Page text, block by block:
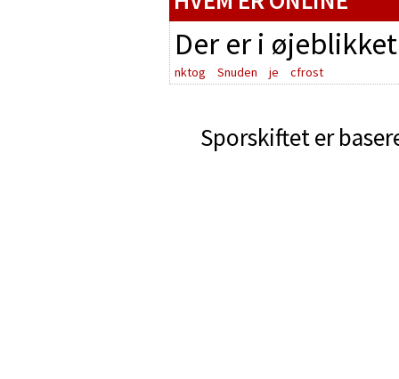
Der er i
nktog Snuden je cfrost
Sporskiftet er